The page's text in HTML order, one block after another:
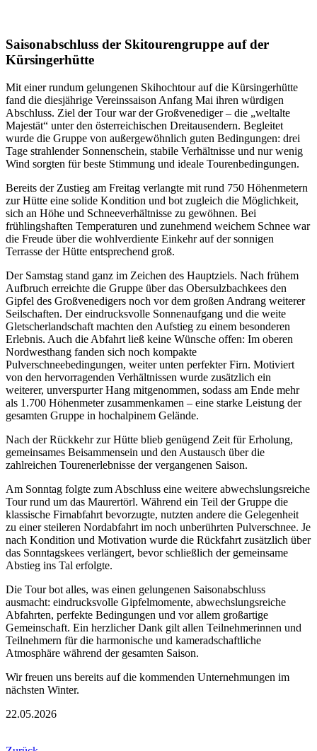
Saisonabschluss der Skitourengruppe auf der
Kürsingerhütte
Mit einer rundum gelungenen Skihochtour auf die Kürsingerhütte
fand die diesjährige Vereinssaison Anfang Mai ihren würdigen
Abschluss. Ziel der Tour war derGroßvenediger– die „weltalte
Majestät“ unter den österreichischen Dreitausendern. Begleitet
wurde die Gruppe von außergewöhnlich guten Bedingungen: drei
Tage strahlender Sonnenschein, stabile Verhältnisse und nur wenig
Wind sorgten für beste Stimmung und ideale Tourenbedingungen.
Bereits der Zustieg am Freitag verlangte mit rund 750 Höhenmetern
zur Hütte eine solide Kondition und bot zugleich die Möglichkeit,
sich an Höhe und Schneeverhältnisse zu gewöhnen. Bei
frühlingshaften Temperaturen und zunehmend weichem Schnee war
die Freude über die wohlverdiente Einkehr auf der sonnigen
Terrasse der Hütte entsprechend groß.
Der Samstag stand ganz im Zeichen des Hauptziels. Nach frühem
Aufbruch erreichte die Gruppe über das Obersulzbachkees den
Gipfel des Großvenedigers noch vor dem großen Andrang weiterer
Seilschaften. Der eindrucksvolle Sonnenaufgang und die weite
Gletscherlandschaft machten den Aufstieg zu einem besonderen
Erlebnis. Auch die Abfahrt ließ keine Wünsche offen: Im oberen
Nordwesthang fanden sich noch kompakte
Pulverschneebedingungen, weiter unten perfekter Firn. Motiviert
von den hervorragenden Verhältnissen wurde zusätzlich ein
weiterer, unverspurter Hang mitgenommen, sodass am Ende mehr
als 1.700 Höhenmeter zusammenkamen – eine starke Leistung der
gesamten Gruppe in hochalpinem Gelände.
Nach der Rückkehr zur Hütte blieb genügend Zeit für Erholung,
gemeinsames Beisammensein und den Austausch über die
zahlreichen Tourenerlebnisse der vergangenen Saison.
Am Sonntag folgte zum Abschluss eine weitere abwechslungsreiche
Tour rund um das Maurertörl. Während ein Teil der Gruppe die
klassische Firnabfahrt bevorzugte, nutzten andere die Gelegenheit
zu einer steileren Nordabfahrt im noch unberührten Pulverschnee. Je
nach Kondition und Motivation wurde die Rückfahrt zusätzlich über
das Sonntagskees verlängert, bevor schließlich der gemeinsame
Abstieg ins Tal erfolgte.
Die Tour bot alles, was einen gelungenen Saisonabschluss
ausmacht: eindrucksvolle Gipfelmomente, abwechslungsreiche
Abfahrten, perfekte Bedingungen und vor allem großartige
Gemeinschaft. Ein herzlicher Dank gilt allen Teilnehmerinnen und
Teilnehmern für die harmonische und kameradschaftliche
Atmosphäre während der gesamten Saison.
Wir freuen uns bereits auf die kommenden Unternehmungen im
nächsten Winter.
22.05.2026